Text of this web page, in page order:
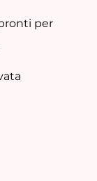
per